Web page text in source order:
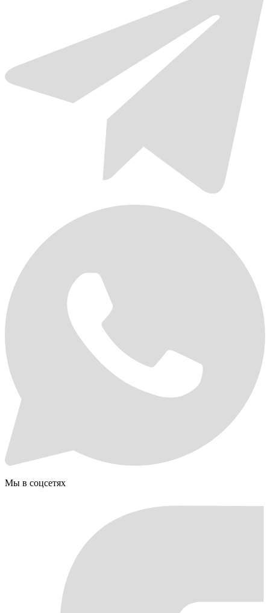
Мы в соцсетях